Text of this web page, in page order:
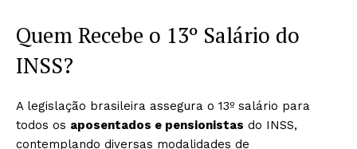
Quem Recebe o 13º Salário do
INSS?
A legislação brasileira assegura o 13º salário para
todos os aposentados e pensionistas do INSS,
contemplando diversas modalidades de